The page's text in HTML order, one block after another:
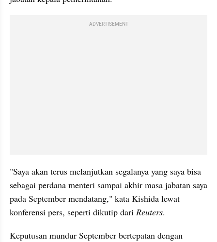
ADVERTISEMENT
"Saya akan terus melanjutkan segalanya yang saya bisa
sebagai perdana menteri sampai akhir masa jabatan saya
pada September mendatang," kata Kishida lewat
konferensi pers, seperti dikutip dari Reuters.
Keputusan mundur September bertepatan dengan